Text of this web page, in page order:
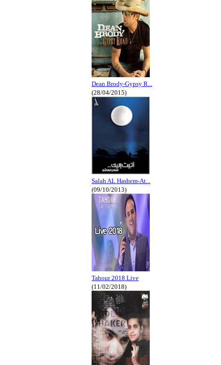
Dean Brody-Gypsy R...
(28/04/2015)
Salah AL Hashem-At...
(09/10/2013)
Tahour 2018 Live
(11/02/2018)